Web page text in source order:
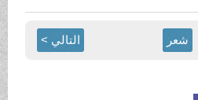
شعر التالي >